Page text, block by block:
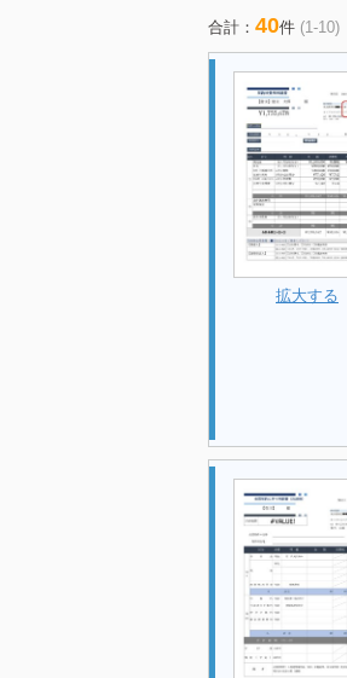
合計： 40件 (1-10)
拡大する